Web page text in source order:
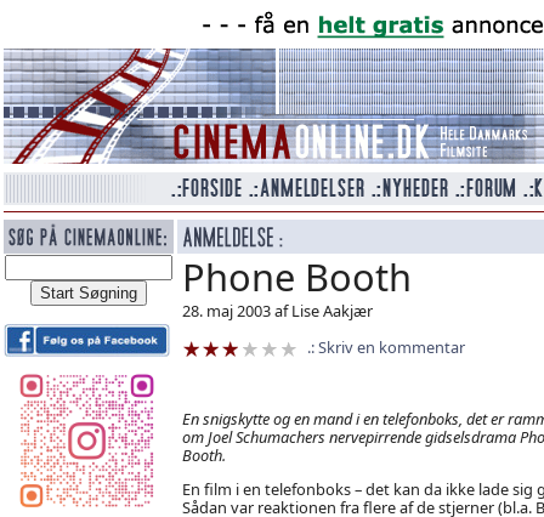
Phone Booth
28. maj 2003 af Lise Aakjær
Skriv en kommentar
En snigskytte og en mand i en telefonboks, det er
om Joel Schumachers nervepirrende gidselsdrama
Booth.
En film i en telefonboks – det kan da ikke lade sig
Sådan var reaktionen fra flere af de stjerner (bl.a.